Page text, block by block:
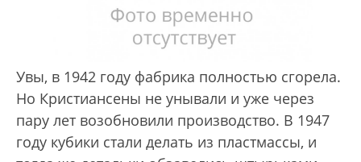
Увы, в 1942 году фабрика полностью сгорела.
Но Кристиансены не унывали и уже через
пару лет возобновили производство. В 1947
году кубики стали делать из пластмассы, и